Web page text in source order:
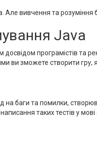
вивчення та розуміння
Java
програмістів та
ви зможете створити
на баги та помилки,
таких тестів у